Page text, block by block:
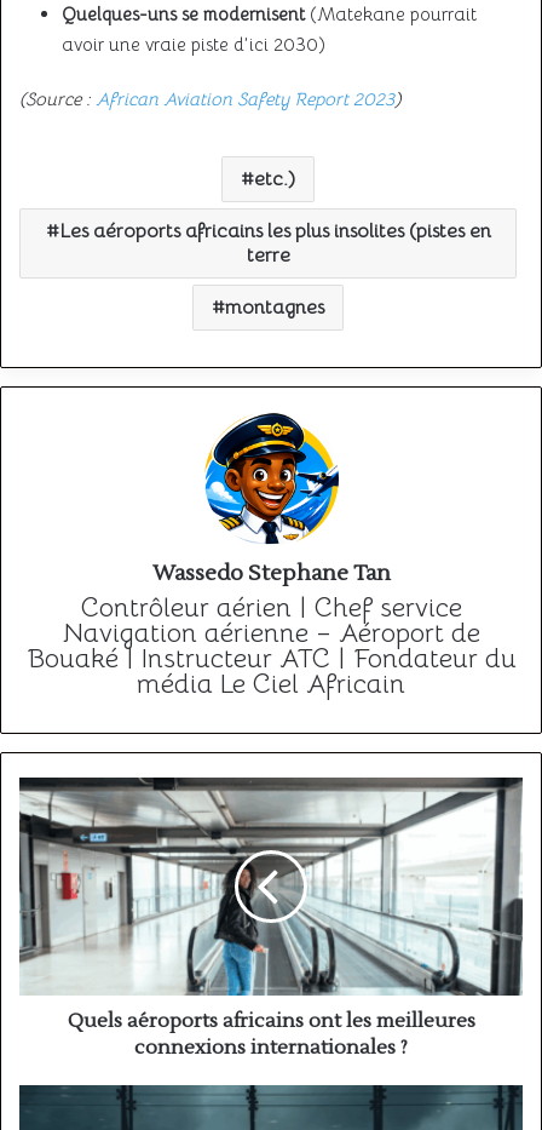
Quelques-uns se modernisent(Matekane pourrait
avoir une vraie piste d’ici 2030)
(Source : African Aviation Safety Report 2023)
etc.)
Les aéroports africains les plus insolites (pistes en
terre
montagnes
Wassedo Stephane Tan
Contrôleur aérien | Chef service
Navigation aérienne – Aéroport de
Bouaké | Instructeur ATC | Fondateur du
média Le Ciel Africain
Quels
aéroports
africains
ont
les
meilleures
connexions
internationales
?
Quels aéroports africains ont les meilleures
connexions internationales ?